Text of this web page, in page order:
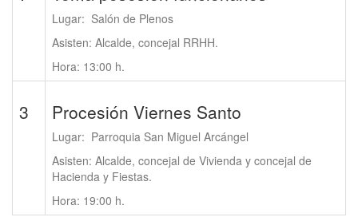
Lugar: Salón de Plenos
Asisten: Alcalde, concejal RRHH.
Hora: 13:00 h.
3 Procesión Viernes Santo
Lugar: Parroquia San Miguel Arcángel
Asisten: Alcalde, concejal de Vivienda y concejal de
Hacienda y Fiestas.
Hora: 19:00 h.